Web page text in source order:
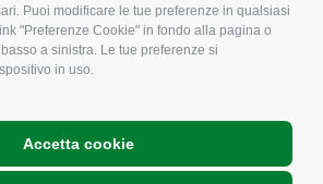
Puoi modificare le tue preferenze in qualsiasi
"Preferenze Cookie" in fondo alla pagina o
a sinistra. Le tue preferenze si
in uso.
Accetta cookie
Iscrizione Newsletter
Newsletter